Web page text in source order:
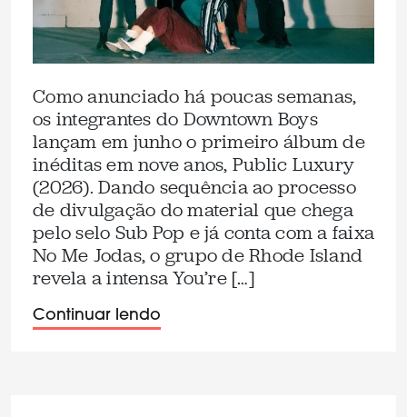
Como anunciado há poucas semanas,
os integrantes do Downtown Boys
lançam em junho o primeiro álbum de
inéditas em nove anos, Public Luxury
(2026). Dando sequência ao processo
de divulgação do material que chega
pelo selo Sub Pop e já conta com a faixa
No Me Jodas, o grupo de Rhode Island
revela a intensa You’re […]
Continuar lendo